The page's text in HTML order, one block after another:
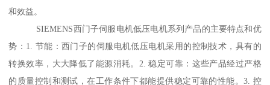
和效益。
SIEMENS西门子伺服电机低压电机系列产品的主要特点和优
势：1. 节能：西门子的伺服电机低压电机采用的控制技术，具有的
转换效率，大大降低了能源消耗。2. 稳定可靠：这些产品经过严格
的质量控制和测试，在工作条件下都能提供稳定可靠的性能。3. 控